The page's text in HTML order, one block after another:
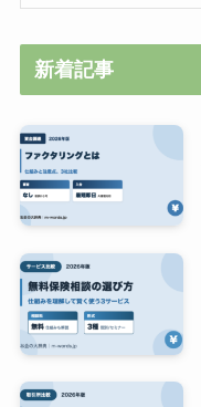
新着記事